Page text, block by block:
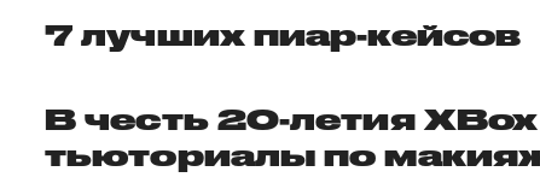
7 лучших пиар-кейсов
В честь 20-летия XBox
тьюториалы по